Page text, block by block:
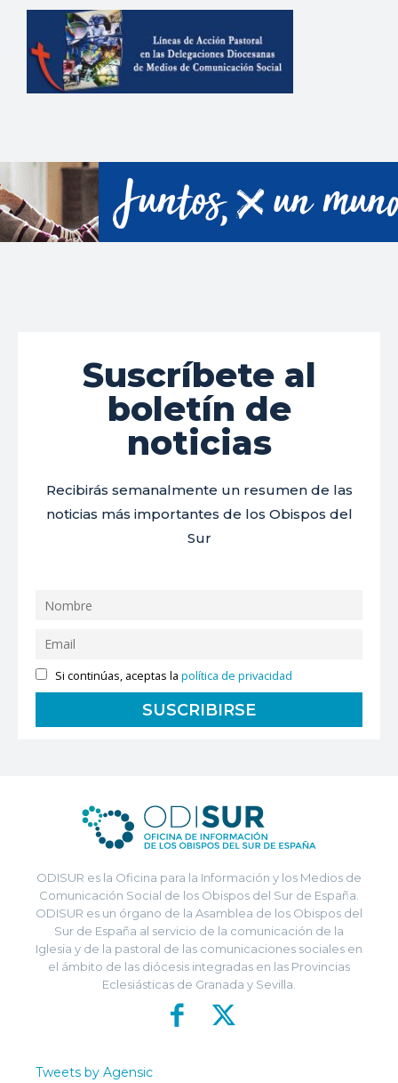
Suscríbete al
boletín de
noticias
Recibirás semanalmente un resumen de las
noticias más importantes de los Obispos del
Sur
Si continúas, aceptas lapolítica de privacidad
ODISUR es la Oficina para la Información y los Medios de
Comunicación Social de los Obispos del Sur de España.
ODISUR es un órgano de la Asamblea de los Obispos del
Sur de España al servicio de la comunicación de la
Iglesia y de la pastoral de las comunicaciones sociales en
el ámbito de las diócesis integradas en las Provincias
Eclesiásticas de Granada y Sevilla.
Tweets by Agensic